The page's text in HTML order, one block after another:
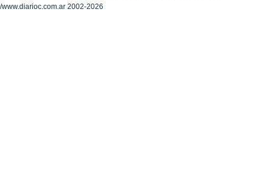
/www.diarioc.com.ar 2002-2026